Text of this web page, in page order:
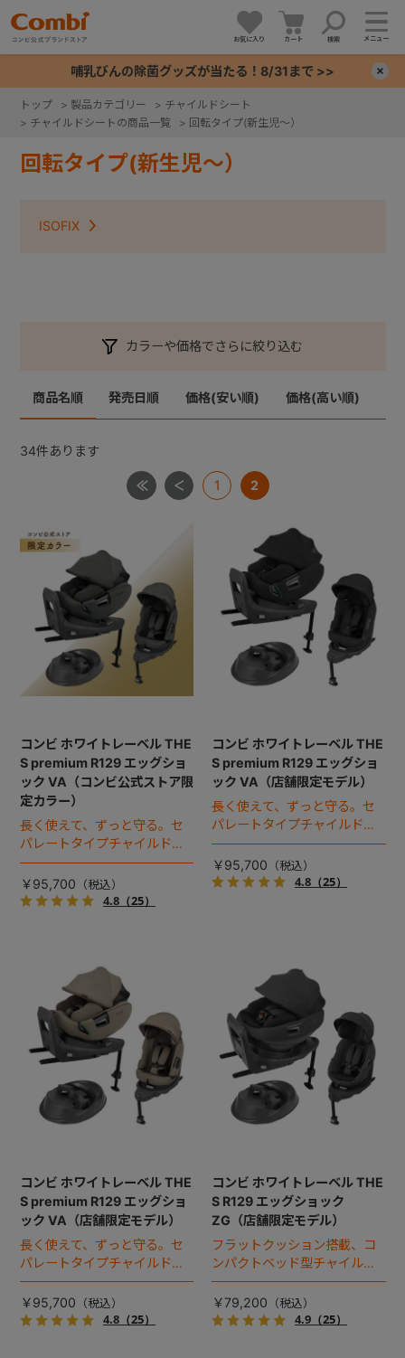
お気に入り カート 検索 メニュー
哺乳びんの除菌グッズが当たる！8/31まで >>
トップ > 製品カテゴリー > チャイルドシート
> チャイルドシートの商品一覧 > 回転タイプ(新生児～）
回転タイプ(新生児～）
ISOFIX
カラーや価格でさらに絞り込む
商品名順 発売日順 価格(安い順) 価格(高い順)
34件あります
1 2
コンビ ホワイトレーベル THE
S premium R129 エッグショ
ック VA（コンビ公式ストア限
定カラー）
長く使えて、ずっと守る。セ
パレートタイプチャイルドシ
ートのロングユースモデル。
￥95,700
4.8（25）
コンビ ホワイトレーベル THE
S premium R129 エッグショ
ック VA（店舗限定モデル）
長く使えて、ずっと守る。セ
パレートタイプチャイルドシ
ートのロングユースモデル。
￥95,700
4.8（25）
コンビ ホワイトレーベル THE
S premium R129 エッグショ
ック VA（店舗限定モデル）
長く使えて、ずっと守る。セ
パレートタイプチャイルドシ
ートのロングユースモデル。
￥95,700
4.8（25）
コンビ ホワイトレーベル THE
S R129 エッグショック
ZG（店舗限定モデル）
フラットクッション搭載、コ
ンパクトベッド型チャイルド
シート（2025年モデル）。
￥79,200
4.9（25）